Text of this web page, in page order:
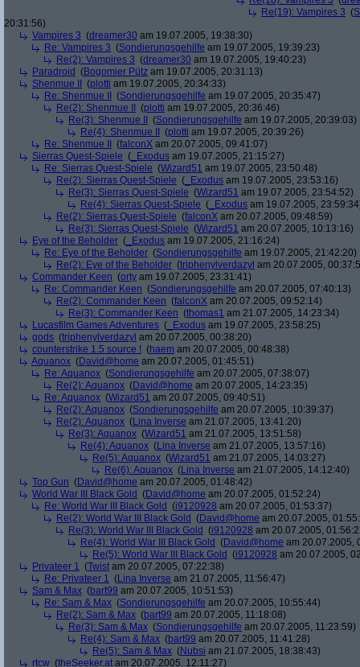
Re(19): Vampires 3 (
20:31:56)
Vampires 3 (dreamer30 am 19.07.2005, 19:38:30)
Re: Vampires 3 (Sondierungsgehilfe am 19.07.2005, 19:39:23)
Re(2): Vampires 3 (dreamer30 am 19.07.2005, 19:40:23)
Paradroid (Bogomier Pütz am 19.07.2005, 20:31:13)
Shenmue II
(plotti am 19.07.2005, 20:34:33)
Re: Shenmue II
(Sondierungsgehilfe am 19.07.2005, 20:35:47)
Re(2): Shenmue II
(plotti am 19.07.2005, 20:36:46)
Re(3): Shenmue II
(Sondierungsgehilfe am 19.07.2005, 20:39:03)
Re(4): Shenmue II
(plotti am 19.07.2005, 20:39:26)
Re: Shenmue II
(falconX am 20.07.2005, 09:41:07)
Sierras Quest-Spiele ( _Exodus am 19.07.2005, 21:15:27)
Re: Sierras Quest-Spiele (Wizard51 am 19.07.2005, 23:50:48)
Re(2): Sierras Quest-Spiele ( _Exodus am 19.07.2005, 23:53:16)
Re(3): Sierras Quest-Spiele (Wizard51 am 19.07.2005, 23:54:52)
Re(4): Sierras Quest-Spiele ( _Exodus am 19.07.2005,
Re(2): Sierras Quest-Spiele (falconX am 20.07.2005, 09:48:59)
Re(3): Sierras Quest-Spiele (Wizard51 am 20.07.2005, 10:13:16)
Eye of the Beholder ( _Exodus am 19.07.2005, 21:16:24)
Re: Eye of the Beholder (Sondierungsgehilfe am 19.07.2005, 21:42:20)
Re(2): Eye of the Beholder (triphenylverdazyl am 20.07.2005,
Commander Keen (orty am 19.07.2005, 23:31:41)
Re: Commander Keen (Sondierungsgehilfe am 20.07.2005, 07:40:13)
Re(2): Commander Keen (falconX am 20.07.2005, 09:52:14)
Re(3): Commander Keen (thomas1 am 21.07.2005, 14:23:34)
Lucasfilm Games Adventures ( _Exodus am 19.07.2005, 23:58:25)
gods (triphenylverdazyl am 20.07.2005, 00:38:20)
counterstrike 1.5 source ! (haem am 20.07.2005, 00:48:38)
Aquanox (David@home am 20.07.2005, 01:45:51)
Re: Aquanox (Sondierungsgehilfe am 20.07.2005, 07:38:07)
Re(2): Aquanox (David@home am 20.07.2005, 14:23:35)
Re: Aquanox (Wizard51 am 20.07.2005, 09:40:51)
Re(2): Aquanox (Sondierungsgehilfe am 20.07.2005, 10:39:37)
Re(2): Aquanox (Lina Inverse am 21.07.2005, 13:41:20)
Re(3): Aquanox (Wizard51 am 21.07.2005, 13:51:58)
Re(4): Aquanox (Lina Inverse am 21.07.2005, 13:57:16)
Re(5): Aquanox (Wizard51 am 21.07.2005, 14:03:27)
Re(6): Aquanox (Lina Inverse am 21.07.2005, 14:12:40)
Top Gun (David@home am 20.07.2005, 01:48:42)
World War III Black Gold (David@home am 20.07.2005, 01:52:24)
Re: World War III Black Gold (i9120928 am 20.07.2005, 01:53:37)
Re(2): World War III Black Gold (David@home am 20.07.2005,
Re(3): World War III Black Gold (i9120928 am 20.07.2005,
Re(4): World War III Black Gold (David@home am 20.07.2005,
Re(5): World War III Black Gold (i9120928 am 20.07.2005,
Privateer 1 (Twist am 20.07.2005, 07:22:38)
Re: Privateer 1 (Lina Inverse am 21.07.2005, 11:56:47)
Sam & Max (bart99 am 20.07.2005, 10:51:53)
Re: Sam & Max (Sondierungsgehilfe am 20.07.2005, 10:55:44)
Re(2): Sam & Max (bart99 am 20.07.2005, 11:18:08)
Re(3): Sam & Max (Sondierungsgehilfe am 20.07.2005, 11:23:59)
Re(4): Sam & Max (bart99 am 20.07.2005, 11:41:28)
Re(5): Sam & Max (Nubsi am 21.07.2005, 18:38:43)
rtcw (theSeeker.at am 20.07.2005, 12:11:27)